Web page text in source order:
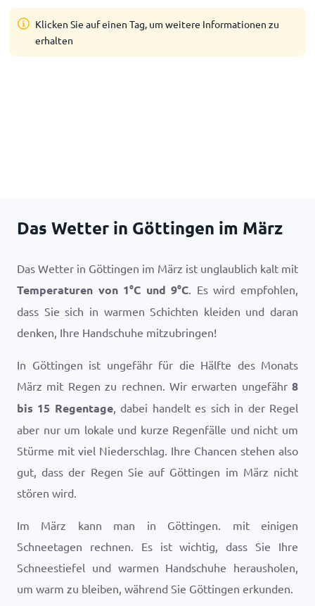
Klicken Sie auf einen Tag, um weitere Informationen zu
erhalten
Das Wetter in Göttingen im März
Das Wetter in Göttingen im März ist unglaublich kalt mit
Temperaturen von 1°C und9°C. Es wird empfohlen,
dass Sie sich in warmen Schichten kleiden und daran
denken, Ihre Handschuhe mitzubringen!
In Göttingen ist ungefähr für die Hälfte des Monats
März mit Regen zu rechnen. Wir erwarten ungefähr 8
bis 15 Regentage, dabei handelt es sich in der Regel
aber nur um lokale und kurze Regenfälle und nicht um
Stürme mit viel Niederschlag. Ihre Chancen stehen also
gut, dass der Regen Sie auf Göttingen im März nicht
stören wird.
Im März kann man in Göttingen. mit einigen
Schneetagen rechnen. Es ist wichtig, dass Sie Ihre
Schneestiefel und warmen Handschuhe herausholen,
um warm zu bleiben, während Sie Göttingen erkunden.